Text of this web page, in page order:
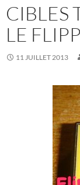
CIBLES
LE
11 JUILLET 2013